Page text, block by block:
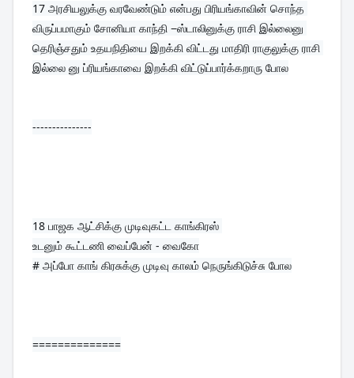
17 அரசியலுக்கு வரவேண்டும் என்பது பிரியங்காவின் சொந்த
விருப்பமாகும் சோனியா காந்தி −ஸ்டாலினுக்கு ராசி இல்லைனு
தெரிஞ்சதும் உதயநிதியை இறக்கி விட்டது மாதிரி ராகுலுக்கு ராசி
இல்லை னு ப்ரியங்காவை இறக்கி விட்டுப்பார்க்கறாரு போல
---------------
18 பாஜக ஆட்சிக்கு முடிவுகட்ட காங்கிரஸ்
உடனும் கூட்டணி வைப்பேன் - வைகோ
# அப்போ காங் கிரசுக்கு முடிவு காலம் நெருங்கிடுச்சு போல
==============